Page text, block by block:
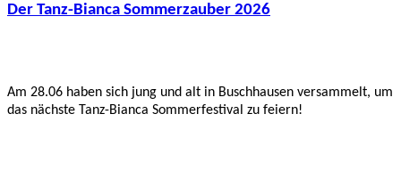
Der Tanz-Bianca Sommerzauber 2026
Am 28.06 haben sich jung und alt in Buschhausen versammelt, um
das nächste Tanz-Bianca Sommerfestival zu feiern!